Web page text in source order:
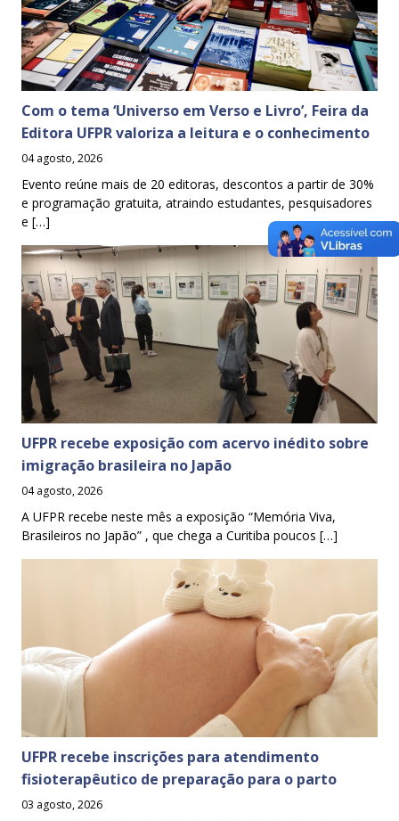
Com o tema ‘Universo em Verso e Livro’, Feira da
Editora UFPR valoriza a leitura e o conhecimento
04 agosto, 2026
Evento reúne mais de 20 editoras, descontos a partir de 30%
e programação gratuita, atraindo estudantes, pesquisadores
e […]
UFPR recebe exposição com acervo inédito sobre
imigração brasileira no Japão
04 agosto, 2026
A UFPR recebe neste mês a exposição “Memória Viva,
Brasileiros no Japão” , que chega a Curitiba poucos […]
UFPR recebe inscrições para atendimento
fisioterapêutico de preparação para o parto
03 agosto, 2026